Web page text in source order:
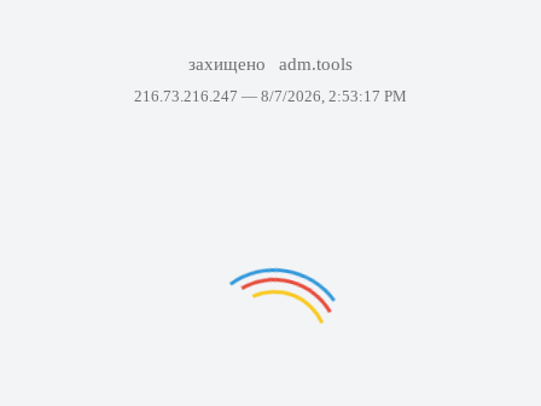
захищено adm.tools
216.73.216.247 — 8/7/2026, 2:53:17 PM